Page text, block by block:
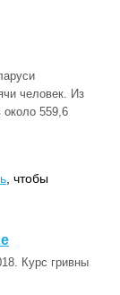
человек. Из
около 559,6
, чтобы
Курс гривны